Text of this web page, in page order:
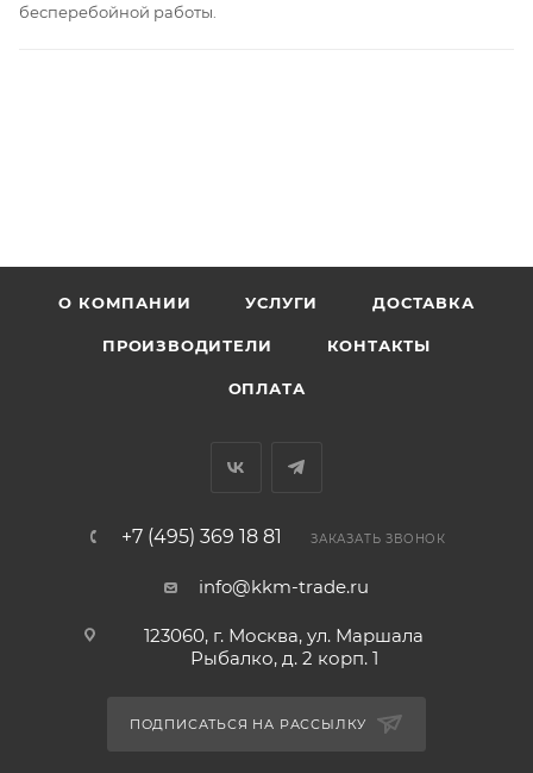
бесперебойной работы.
О КОМПАНИИ УСЛУГИ ДОСТАВКА
ПРОИЗВОДИТЕЛИ КОНТАКТЫ
ОПЛАТА
+7 (495) 369 18 81 ЗАКАЗАТЬ ЗВОНОК
info@kkm-trade.ru
123060, г. Москва, ул. Маршала
Рыбалко, д. 2 корп. 1
ПОДПИСАТЬСЯ НА РАССЫЛКУ